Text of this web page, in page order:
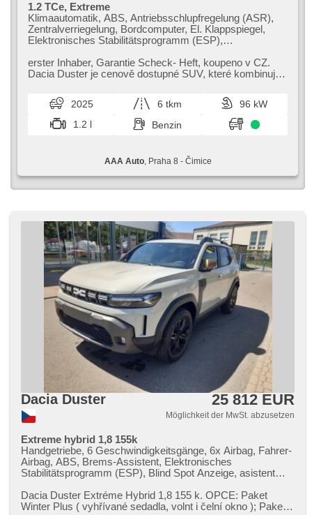
1.2 TCe, Extreme
Klimaautomatik, ABS, Antriebsschlupfregelung (ASR),
Zentralverriegelung, Bordcomputer, El. Klappspiegel,
Elektronisches Stabilitätsprogramm (ESP),
Scheibenwischersensor, starten per Taste,
Reifendrucksensor, USB, 6x Airbag, beheizte Lenkrad,
Seitenscheiben, Dachträger, Autoradio, Handgetriebe
erster Inhaber,​ Garantie Scheck​- Heft,​ koupeno v CZ.
Dacia Duster je cenově dostupné SUV,​ které kombinuje
2025 6 tkm
96 kW
1.2 l
Benzin
AAA Auto, Praha 8 - Čimice
Dacia Duster 25 812 EUR
Möglichkeit der MwSt. abzusetzen
Extreme hybrid 1,8 155k
Handgetriebe, 6 Geschwindigkeitsgänge, 6x Airbag, Fahrer-
Airbag, ABS, Brems-Assistent, Elektronisches
Stabilitätsprogramm (ESP), Blind Spot Anzeige, asistent
Fahrers, Servolenkung, 2-Zonen Klimaanlage,
Klimaautomatik, Tempomat, LED denní svícení, Alufelgen,
Dacia Duster Extréme Hybrid 1,​8 155 k. OPCE: Paket
Winter Plus ( vyhřívané sedadla,​ volnt i čelní okno );​ Paket